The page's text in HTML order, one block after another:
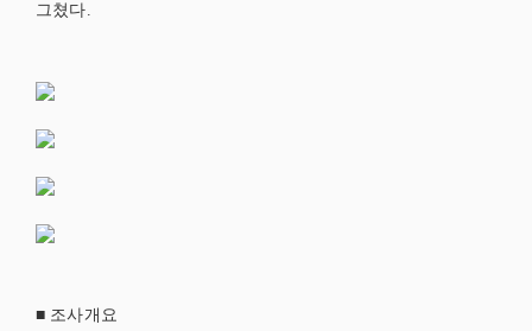
그쳤다.
■ 조사개요